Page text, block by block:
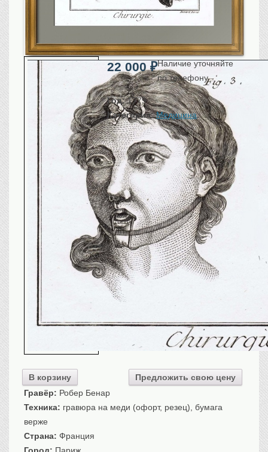
Униформа
Униформа
Охота. Флора. Фауна
Рыбы, рыбалка
Техника, транспорт, архитектура
Архитектура
Флот, кораблестроение
Букинистика
Медицина
Оружие, военная атрибутика
Выставочные экспонаты XVI-XIXв.
Досуг
22 000₽
В корзину Предложить свою цену
Наличие уточняйте
по телефону
Год:1779
Гравёр: Робер Бенар
Техника: гравюра на меди (офорт, резец), бумага
верже
Страна: Франция
Категория:Медицина.
…